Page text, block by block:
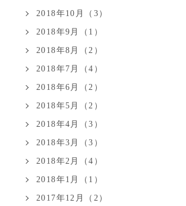
2018年10月（3）
2018年9月（1）
2018年8月（2）
2018年7月（4）
2018年6月（2）
2018年5月（2）
2018年4月（3）
2018年3月（3）
2018年2月（4）
2018年1月（1）
2017年12月（2）